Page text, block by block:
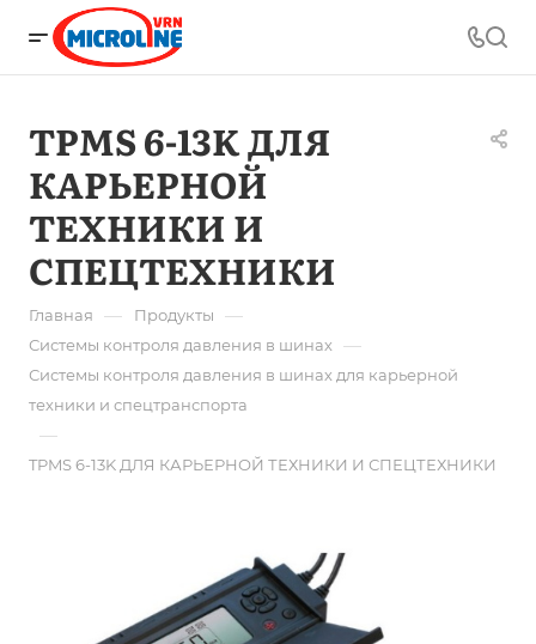
TPMS 6-13K ДЛЯ
КАРЬЕРНОЙ
ТЕХНИКИ И
СПЕЦТЕХНИКИ
Главная — Продукты —
Системы контроля давления в шинах —
Системы контроля давления в шинах для карьерной
техники и спецтранспорта
—
TPMS 6-13K ДЛЯ КАРЬЕРНОЙ ТЕХНИКИ И СПЕЦТЕХНИКИ